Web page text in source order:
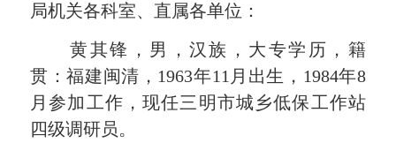
局机关各科室、直属各单位：
黄其锋，男，汉族，大专学历，籍
贯：福建闽清，1963年11月出生，1984年8
月参加工作，现任三明市城乡低保工作站
四级调研员。